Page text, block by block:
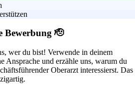
Bewerbung 🫡
wer du bist! Verwende in deinem
Ansprache und erzähle uns, warum du
Oberarzt interessierst. Das